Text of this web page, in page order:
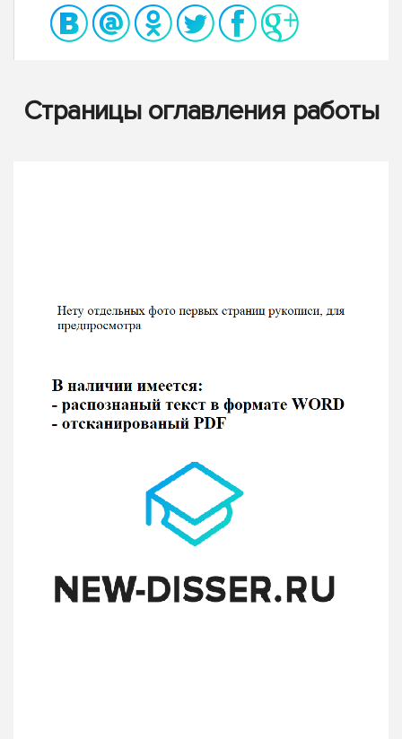
Страницы оглавления работы